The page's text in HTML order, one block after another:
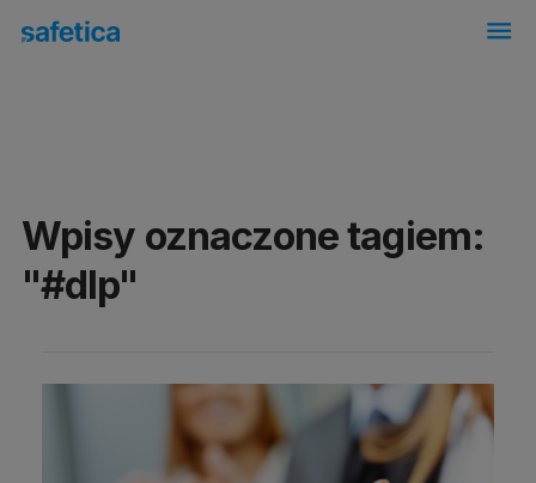
menu
Wpisy oznaczone tagiem:
"#dlp"